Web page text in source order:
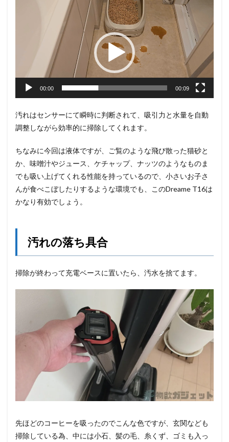
00:00 00:09
汚れはセンサーにて瞬時に判断されて、吸引力と水量を自動
調整しながら効率的に掃除してくれます。
ちなみに今回は液体ですが、ご覧のような飛び散った猫砂と
か、味噌汁やジュース、ケチャップ、ナッツのようなものま
でも吸い上げてくれる性能を持っているので、小さいお子さ
んが食べこぼしたりするような環境でも、このDreame T16は
かなり有効でしょう。
汚れの落ち具合
掃除が終わって充電ベースに置いたら、汚水を捨てます。
先ほどのコーヒーを吸ったのでこんな色ですが、玄関なども
掃除している為、中には小石、髪の毛、糸くず、ゴミも入っ